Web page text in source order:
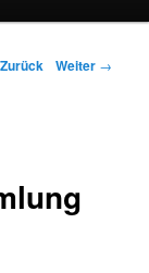
Zurück Weiter →